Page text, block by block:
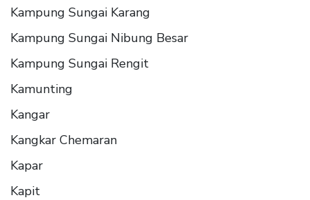
Kampung Sungai Karang
Kampung Sungai Nibung Besar
Kampung Sungai Rengit
Kamunting
Kangar
Kangkar Chemaran
Kapar
Kapit